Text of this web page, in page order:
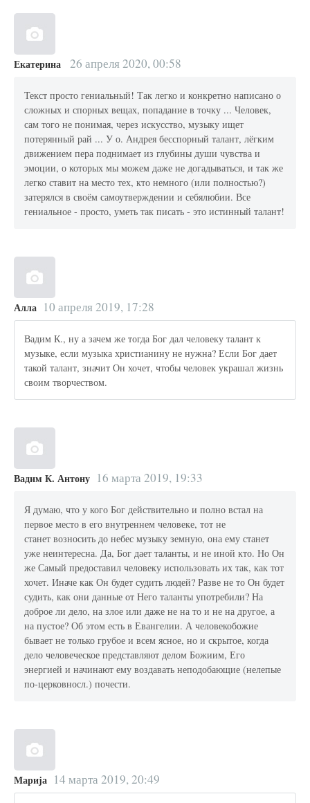
Екатерина 26 апреля 2020, 00:58
Текст просто гениальный! Так легко и конкретно написано о
сложных и спорных вещах, попадание в точку ... Человек,
сам того не понимая, через искусство, музыку ищет
потерянный рай ... У о. Андрея бесспорный талант, лёгким
движением пера поднимает из глубины души чувства и
эмоции, о которых мы можем даже не догадываться, и так же
легко ставит на место тех, кто немного (или полностью?)
затерялся в своём самоутверждении и себялюбии. Все
гениальное - просто, уметь так писать - это истинный талант!
Алла 10 апреля 2019, 17:28
Вадим К., ну а зачем же тогда Бог дал человеку талант к
музыке, если музыка христианину не нужна? Если Бог дает
такой талант, значит Он хочет, чтобы человек украшал жизнь
своим творчеством.
Вадим К. Антону 16 марта 2019, 19:33
Я думаю, что у кого Бог действительно и полно встал на
первое место в его внутреннем человеке, тот не
станет возносить до небес музыку земную, она ему станет
уже неинтересна. Да, Бог дает таланты, и не иной кто. Но Он
же Самый предоставил человеку использовать их так, как тот
хочет. Иначе как Он будет судить людей? Разве не то Он будет
судить, как они данные от Него таланты употребили? На
доброе ли дело, на злое или даже не на то и не на другое, а
на пустое? Об этом есть в Евангелии. А человекобожие
бывает не только грубое и всем ясное, но и скрытое, когда
дело человеческое представляют делом Божиим, Его
энергией и начинают ему воздавать неподобающие (нелепые
по-церковносл.) почести.
Марија 14 марта 2019, 20:49